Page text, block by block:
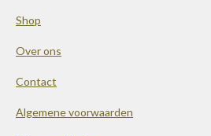
Shop
Over ons
Contact
Algemene voorwaarden